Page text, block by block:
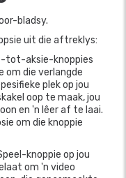
bladsy.
uit die aftreklys:
tot-aksie-knoppies
om die verlangde
plek op jou
oop te maak, jou
en 'n lêer af te laai.
om die knoppie
knoppie op jou
om 'n video